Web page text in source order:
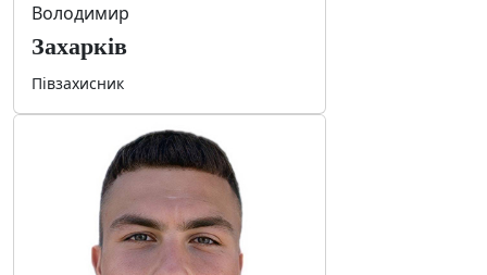
Володимир
Захарків
Півзахисник